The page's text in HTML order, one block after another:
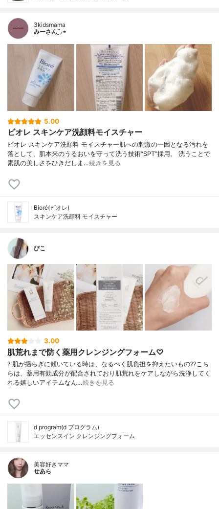
3kidsmama
みーさん¨̮⸝⋆
5.00
ビオレ スキンケア洗顔料モイスチャー
ビオレ スキンケア洗顔料 モイスチャー肌への刺激の一因となる汚れを
落として、肌本来のうるおいを守って洗う技術“SPT”採用。 洗うことで
素肌の美しさをひきだしま…続きを見る
Bioré(ビオレ)
スキンケア洗顔料 モイスチャー
ぴこ
3.00
肌荒れまで防く薬用クレンジングフォーム♡
? 肌が揺らぎに傾いている時は、なるべく肌負担を抑えたいもの?? こち
らは、薬用有効成分が配合されており肌荒れをケアしながら洗浄してく
れる嬉しいアイテムなん…続きを見る
d program(d プログラム)
エッセンスイン クレンジングフォーム
美容好きママ
せあら